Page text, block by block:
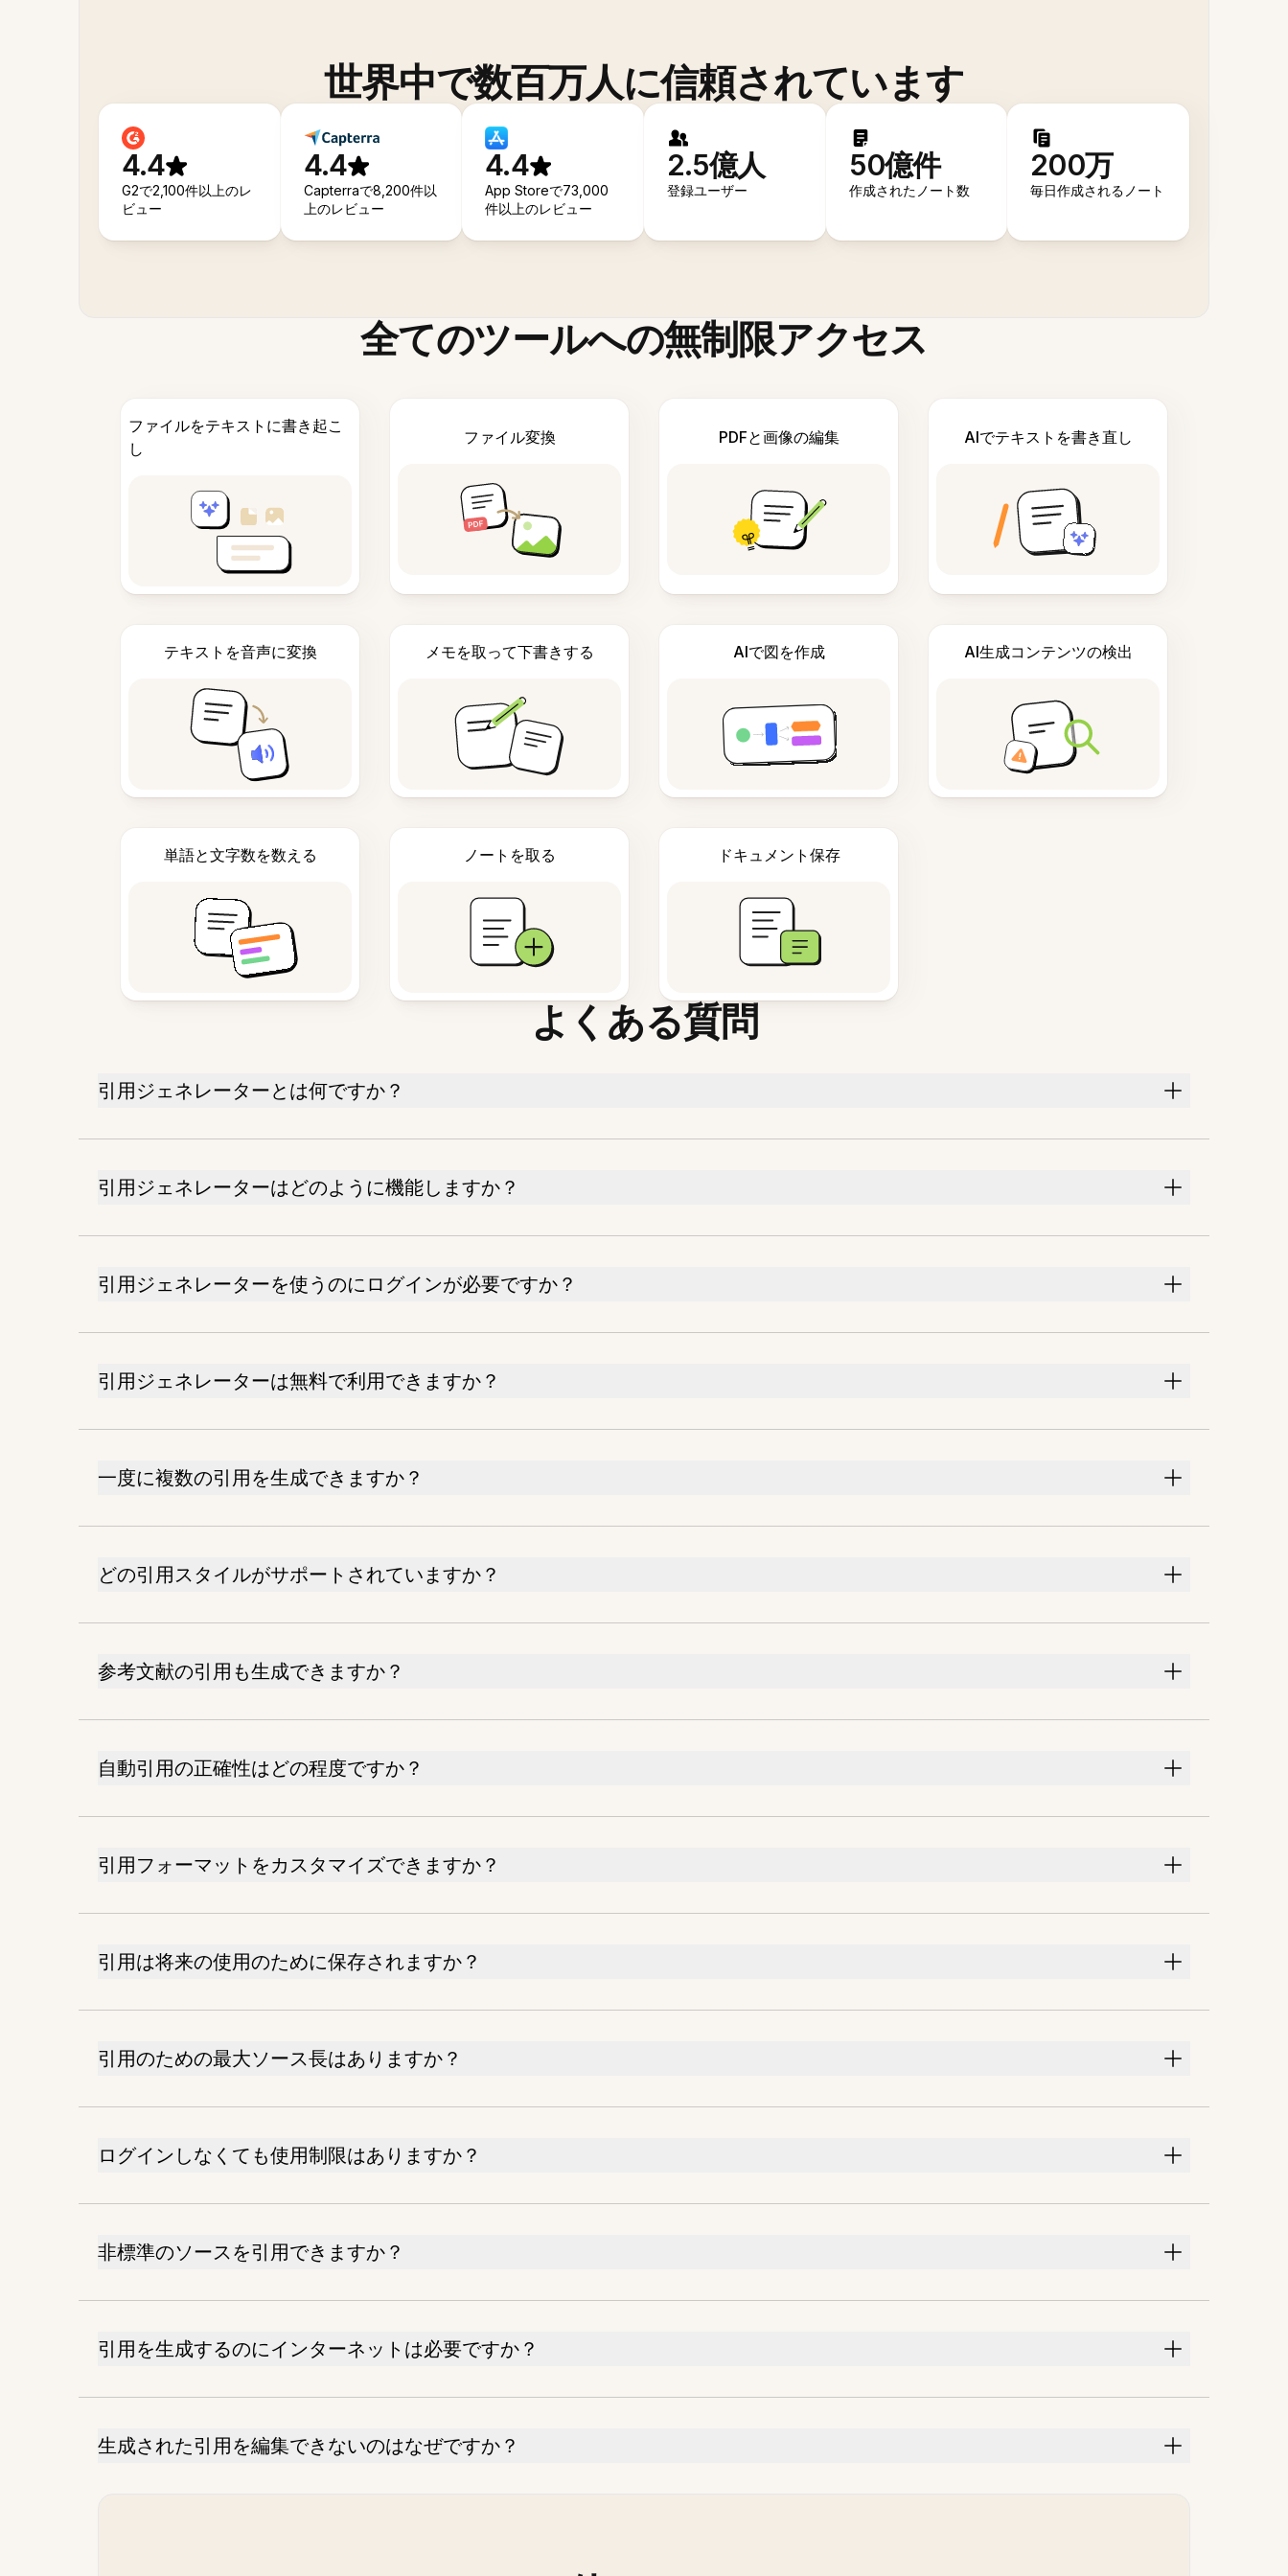
世界中で数百万人に信頼されています
4.4
G2で2,100件以上のレ
ビュー
4.4
Capterraで8,200件以
上のレビュー
4.4
App Storeで73,000
件以上のレビュー
2.5億人
登録ユーザー
50億件
作成されたノート数
200万
毎日作成されるノート
全てのツールへの無制限アクセス
ファイルをテキストに書き起こ
し
ファイル変換 PDFと画像の編集 AIでテキストを書き直し
テキストを音声に変換 メモを取って下書きする AIで図を作成 AI生成コンテンツの検出
単語と文字数を数える ノートを取る ドキュメント保存
よくある質問
引用ジェネレーターとは何ですか？
引用ジェネレーターはどのように機能しますか？
引用ジェネレーターを使うのにログインが必要ですか？
引用ジェネレーターは無料で利用できますか？
一度に複数の引用を生成できますか？
どの引用スタイルがサポートされていますか？
参考文献の引用も生成できますか？
自動引用の正確性はどの程度ですか？
引用フォーマットをカスタマイズできますか？
引用は将来の使用のために保存されますか？
引用のための最大ソース長はありますか？
ログインしなくても使用制限はありますか？
非標準のソースを引用できますか？
引用を生成するのにインターネットは必要ですか？
生成された引用を編集できないのはなぜですか？